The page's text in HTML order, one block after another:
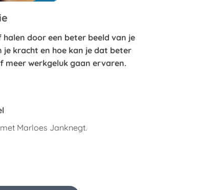
door een beter beeld van je
kracht en hoe kan je dat beter
meer werkgeluk gaan ervaren.
met Marloes Janknegt.